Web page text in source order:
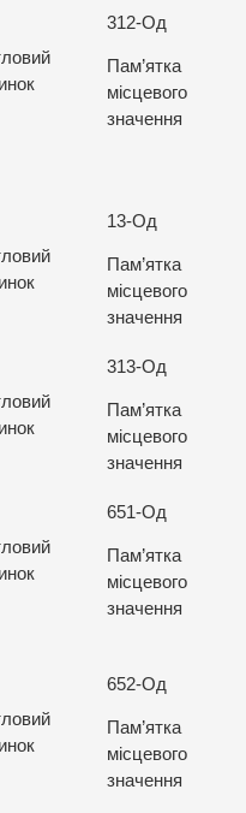
312-Од
Пам’ятка
місцевого
значення
13-Од
Пам’ятка
місцевого
значення
313-Од
Пам’ятка
місцевого
значення
651-Од
Пам’ятка
місцевого
значення
652-Од
Пам’ятка
місцевого
значення